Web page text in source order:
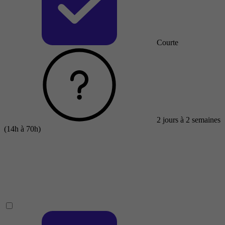
Courte
2 jours à 2 semaines
(14h à 70h)